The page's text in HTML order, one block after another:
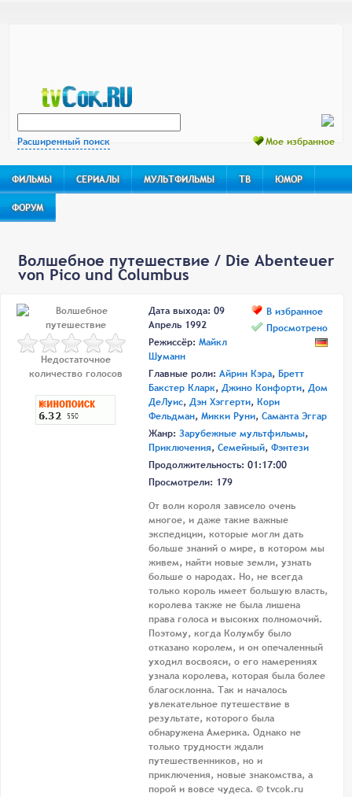
Расширенный поиск Мое избранное
ФИЛЬМЫ СЕРИАЛЫ МУЛЬТФИЛЬМЫ ТВ
ЮМОР
ФОРУМ
Волшебное путешествие / Die Abenteuer
von Pico und Columbus
Недостаточное
количество голосов
В избранное
Просмотрено
Дата выхода: 09
Апрель 1992
Режиссёр: Майкл
Шуманн
Главные роли: Айрин Кэра, Бретт
Бакстер Кларк, Джино Конфорти, Дом
ДеЛуис, Дэн Хэггерти, Кори
Фельдман, Микки Руни, Саманта Эггар
Жанр: Зарубежные мультфильмы,
Приключения, Семейный, Фэнтези
Продолжительность: 01:17:00
Просмотрели: 179
От воли короля зависело очень
многое, и даже такие важные
экспедиции, которые могли дать
больше знаний о мире, в котором мы
живем, найти новые земли, узнать
больше о народах. Но, не всегда
только король имеет большую власть,
королева также не была лишена
права голоса и высоких полномочий.
Поэтому, когда Колумбу было
отказано королем, и он опечаленный
уходил восвояси, о его намерениях
узнала королева, которая была более
благосклонна. Так и началось
увлекательное путешествие в
результате, которого была
обнаружена Америка. Однако не
только трудности ждали
путешественников, но и
приключения, новые знакомства, а
порой и вовсе чудеса. © tvcok.ru